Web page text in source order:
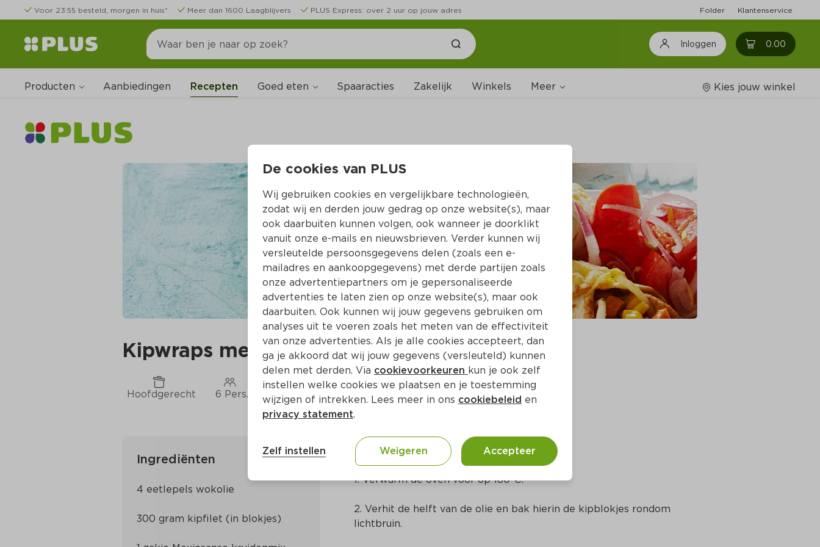
Voor 23:55 besteld, morgen in huis* Meer dan 1600 Laagblijvers PLUS Express: over 2 uur op jouw adres Folder Klantenservice
Inloggen 0.00 0
Producten Aanbiedingen Recepten Goed eten Spaaracties Zakelijk Winkels Meer
Wijnshop
Boodschappenlijstjes
Kies jouw winkel
Kipwraps met mais en kaas
Hoofdgerecht 6 Pers. Ca. 20 Min Mexicaans
Ingrediënten
Bereidingswijze
1. Verwarm de oven voor op 180ºC.
2. Verhit de helft van de olie en bak hierin de kipblokjes rondom
lichtbruin.
De cookies van PLUS
Wij gebruiken cookies en vergelijkbare technologieën,
zodat wij en derden jouw gedrag op onze website(s), maar
ook daarbuiten kunnen volgen, ook wanneer je doorklikt
vanuit onze e-mails en nieuwsbrieven. Verder kunnen wij
versleutelde persoonsgegevens delen (zoals een e-
mailadres en aankoopgegevens) met derde partijen zoals
onze advertentiepartners om je gepersonaliseerde
advertenties te laten zien op onze website(s), maar ook
daarbuiten. Ook kunnen wij jouw gegevens gebruiken om
analyses uit te voeren zoals het meten van de effectiviteit
van onze advertenties. Als je alle cookies accepteert, dan
ga je akkoord dat wij jouw gegevens (versleuteld) kunnen
delen met derden. Via cookievoorkeuren kun je ook zelf
instellen welke cookies we plaatsen en je toestemming
wijzigen of intrekken. Lees meer in ons cookiebeleid en
privacy statement.
Zelf instellen Weigeren Accepteer